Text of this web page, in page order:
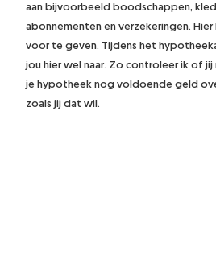
aan bijvoorbeeld boodschappen,
abonnementen en verzekeringen.
voor te geven. Tijdens het
jou hier wel naar. Zo controleer ik of
je hypotheek nog voldoende geld
zoals jij dat wil.